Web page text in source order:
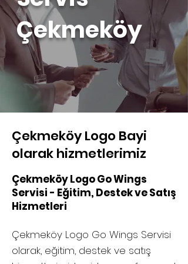
Çekmeköy
Çekmeköy Logo Bayi
olarak hizmetlerimiz
Çekmeköy Logo Go Wings
Servisi - Eğitim, Destek ve Satış
Hizmetleri
Çekmeköy Logo Go Wings Servisi
olarak, eğitim, destek ve satış